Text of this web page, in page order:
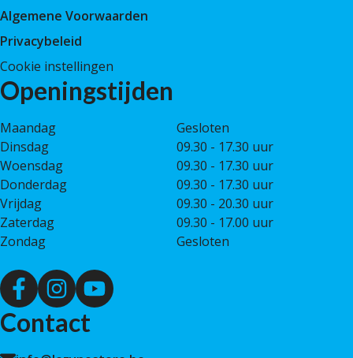
Algemene Voorwaarden
Privacybeleid
Cookie instellingen
Openingstijden
Maandag
Gesloten
Dinsdag
09.30 - 17.30 uur
Woensdag
09.30 - 17.30 uur
Donderdag
09.30 - 17.30 uur
Vrijdag
09.30 - 20.30 uur
Zaterdag
09.30 - 17.00 uur
Zondag
Gesloten
Contact